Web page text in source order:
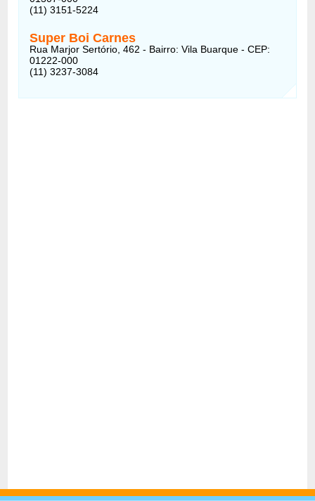
(11) 3151-5224
Super Boi Carnes
Rua Marjor Sertório, 462 - Bairro: Vila Buarque - CEP:
01222-000
(11) 3237-3084